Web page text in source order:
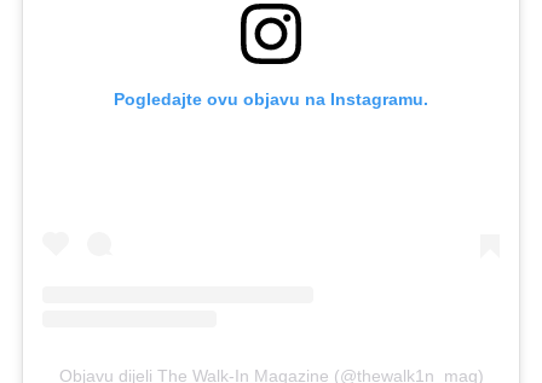
Pogledajte ovu objavu na Instagramu.
Objavu dijeli The Walk-In Magazine (@thewalk1n_mag)